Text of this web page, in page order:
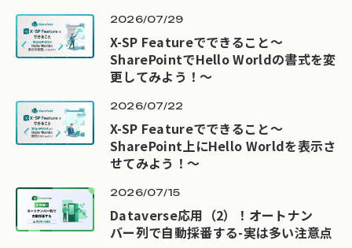
2026/07/29
X-SP Featureでできること～
SharePointでHello Worldの書式を変
更してみよう！～
2026/07/22
X-SP Featureでできること～
SharePoint上にHello Worldを表示さ
せてみよう！～
2026/07/15
Dataverse応用（2）！オートナン
バー列で自動採番する-実は多い注意点